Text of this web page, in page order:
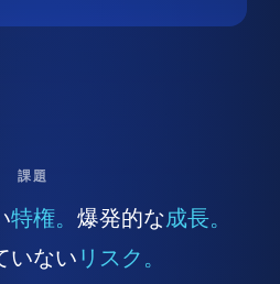
課題
特権。 爆発的な成長。
いない リスク。